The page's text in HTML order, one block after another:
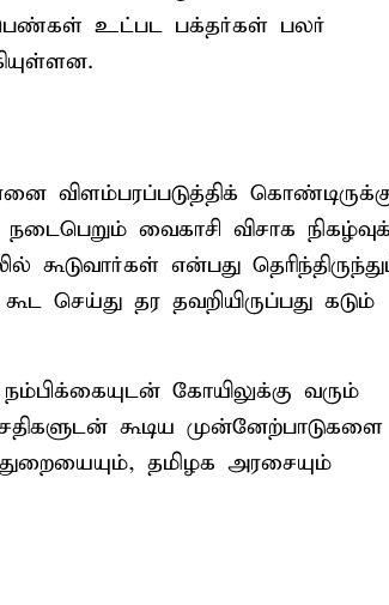
உட்பட பக்தர்கள் பலர்
விளம்பரப்படுத்திக்
வைகாசி விசாக
கூடுவார்கள் என்பது
செய்து தர தவறியிருப்பது கடும்
கோயிலுக்கு வரும்
கூடிய முன்னேற்பாடுகளை
தமிழக அரசையும்